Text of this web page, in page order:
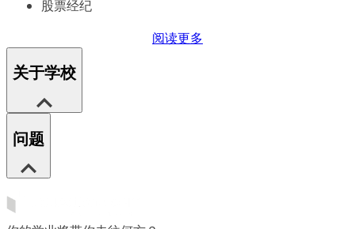
股票经纪
阅读更多
关于学校
问题